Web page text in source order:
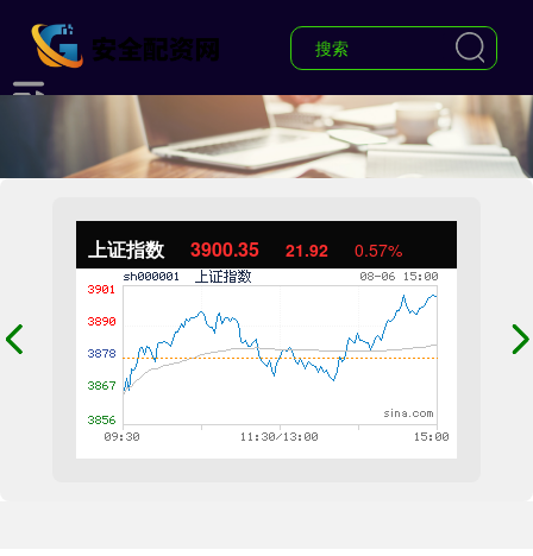
上证指数 3900.35 21.92 0.57%